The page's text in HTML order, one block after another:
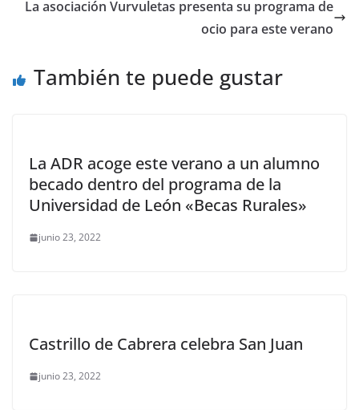
La asociación Vurvuletas presenta su programa de
ocio para este verano
También te puede gustar
La ADR acoge este verano a un alumno
becado dentro del programa de la
Universidad de León «Becas Rurales»
junio 23, 2022
Castrillo de Cabrera celebra San Juan
junio 23, 2022